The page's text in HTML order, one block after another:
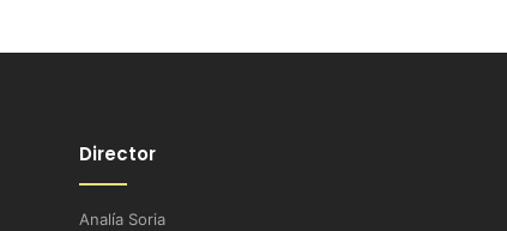
Director
Analía Soria